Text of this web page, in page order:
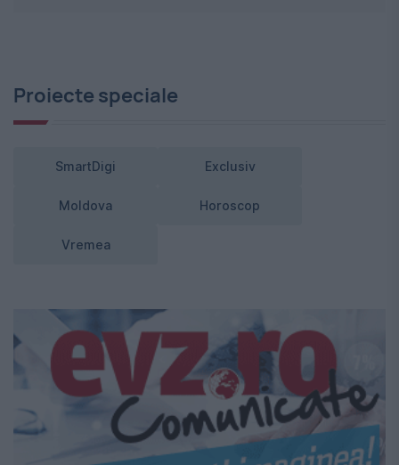
Proiecte speciale
SmartDigi Exclusiv
Moldova Horoscop
Vremea